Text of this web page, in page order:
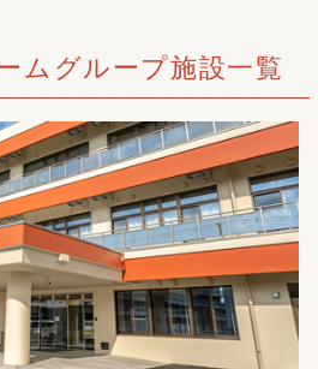
ムグループ施設一覧